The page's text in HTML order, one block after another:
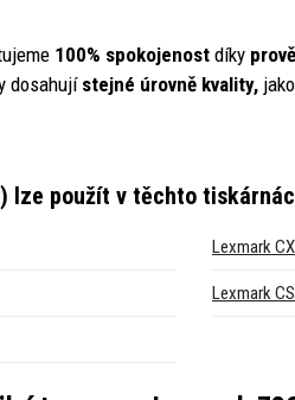
100% spokojenost díky
dosahují stejné úrovně kvality,
lze použít v těchto
Lexmark
Lexmark